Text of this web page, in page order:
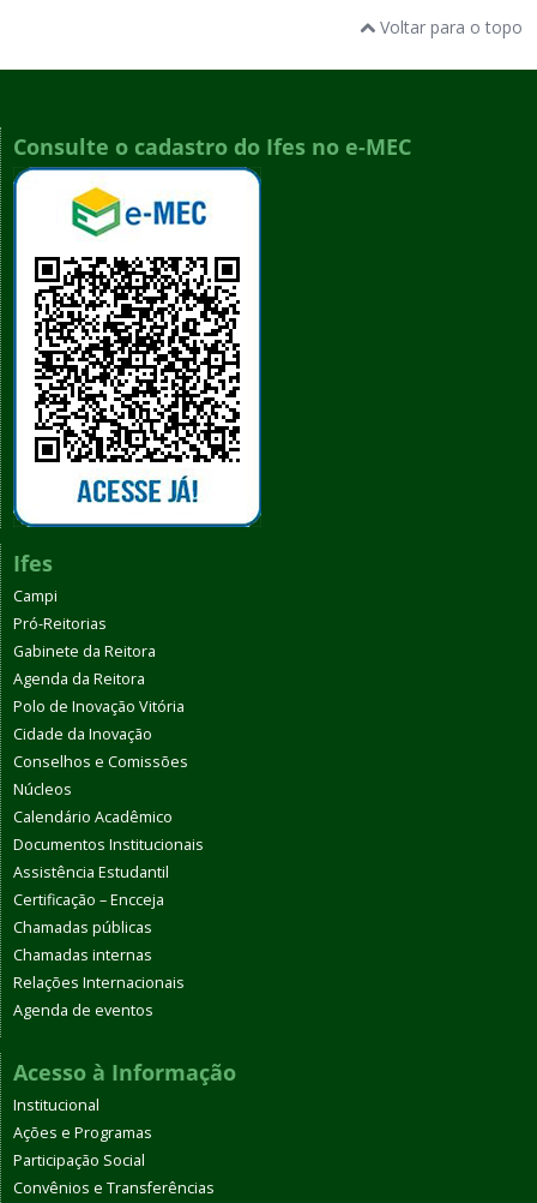
Voltar para o topo
Consulte o cadastro do Ifes no e-MEC
Ifes
Campi
Pró-Reitorias
Gabinete da Reitora
Agenda da Reitora
Polo de Inovação Vitória
Cidade da Inovação
Conselhos e Comissões
Núcleos
Calendário Acadêmico
Documentos Institucionais
Assistência Estudantil
Certificação – Encceja
Chamadas públicas
Chamadas internas
Relações Internacionais
Agenda de eventos
Acesso à Informação
Institucional
Ações e Programas
Participação Social
Convênios e Transferências